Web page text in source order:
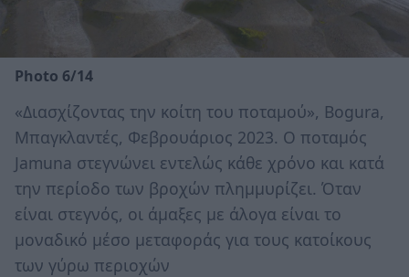
Photo 6/14
«Διασχίζοντας την κοίτη του ποταμού», Bogura,
Μπαγκλαντές, Φεβρουάριος 2023. Ο ποταμός
Jamuna στεγνώνει εντελώς κάθε χρόνο και κατά
την περίοδο των βροχών πλημμυρίζει. Όταν
είναι στεγνός, οι άμαξες με άλογα είναι το
μοναδικό μέσο μεταφοράς για τους κατοίκους
των γύρω περιοχών